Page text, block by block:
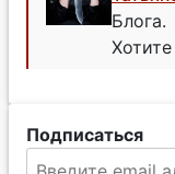
Блога.
Подписаться